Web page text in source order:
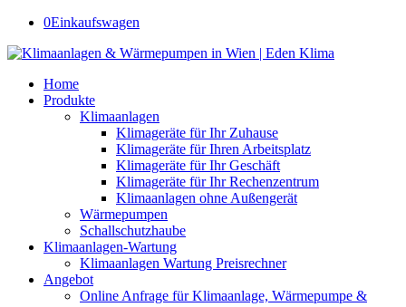
0Einkaufswagen
Home
Produkte
Klimaanlagen
Klimageräte für Ihr Zuhause
Klimageräte für Ihren Arbeitsplatz
Klimageräte für Ihr Geschäft
Klimageräte für Ihr Rechenzentrum
Klimaanlagen ohne Außengerät
Wärmepumpen
Schallschutzhaube
Klimaanlagen-Wartung
Klimaanlagen Wartung Preisrechner
Angebot
Online Anfrage für Klimaanlage, Wärmepumpe &